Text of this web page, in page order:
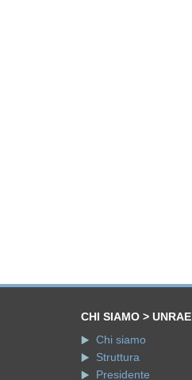
CHI SIAMO > UNRAE
Chi siamo
Struttura
Presidente